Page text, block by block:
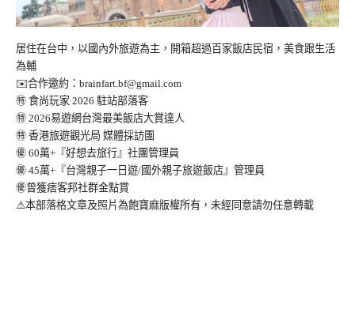
居住在台中，以國內外旅遊為主，開箱超過百家飯店民宿，美食跟生活
為輔
✉️合作邀約： brainfart.bf@gmail.com
㊕ 食尚玩家 2026 駐站部落客
㊕ 2026易遊網台灣最美飯店大賞達人
㊕ 香港旅遊觀光局 媒體採訪團
㊝ 60萬+『好想去旅行』社團管理員
㊝ 45萬+『台灣親子一日遊/國外親子旅遊飯店』管理員
㊝曾獲痞客邦社群金點賞
⚠️本部落格文章及照片為飽寶麻版權所有，未經同意請勿任意轉載